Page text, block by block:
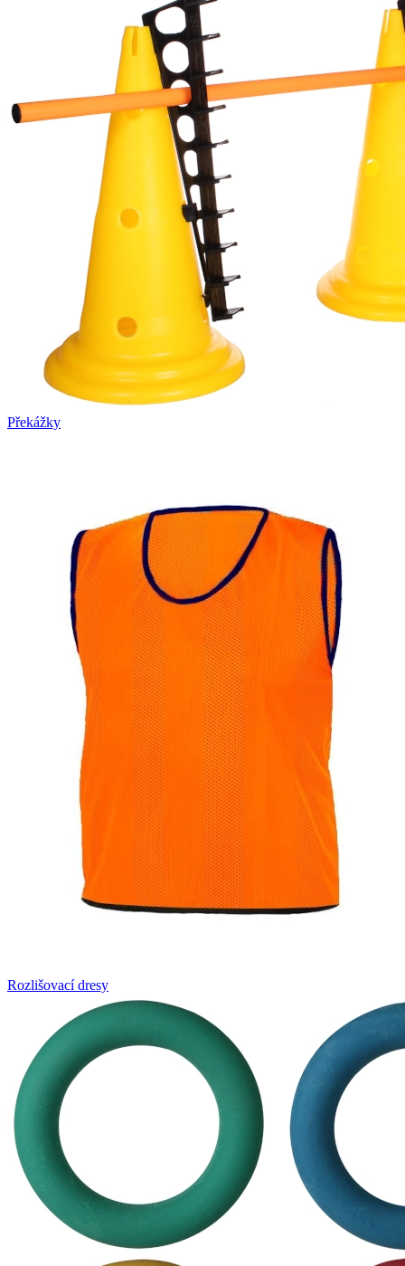
Překážky
Rozlišovací dresy